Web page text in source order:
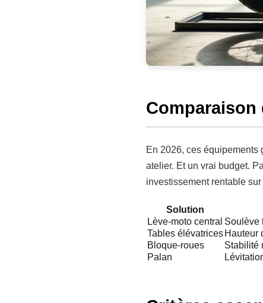
Comparaison
En 2026, ces équipements
atelier. Et un vrai budget.
investissement rentable
Solution
Lève-moto central Soulève
Tables élévatrices Hauteur
Bloque-roues
Stabilité
Palan